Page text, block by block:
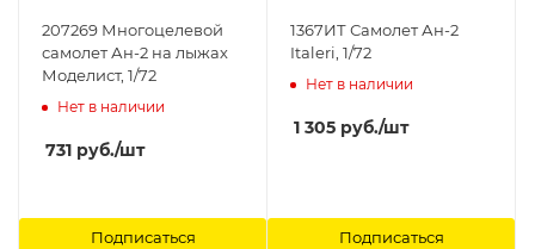
207269 Многоцелевой
самолет Ан-2 на лыжах
Моделист, 1/72
Нет в наличии
731 руб./шт
Подписаться
1367ИТ Самолет Ан-2
Italeri, 1/72
Нет в наличии
1 305 руб./шт
Подписаться